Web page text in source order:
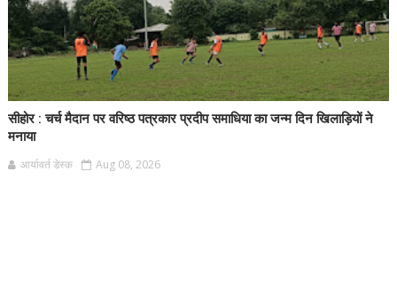
सीहोर : चर्च मैदान पर वरिष्ठ पत्रकार प्रदीप समाधिया का जन्म दिन खिलाड़ियों ने
मनाया
आर्यावर्त डेस्क Aug 08, 2026